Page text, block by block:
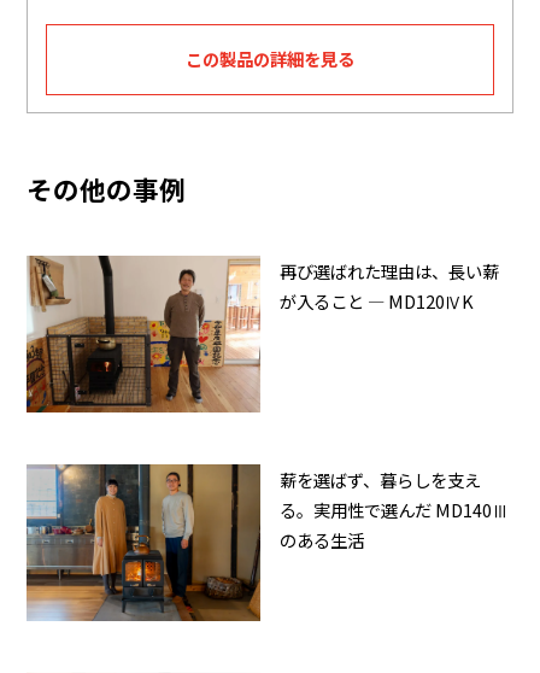
この製品の詳細を見る
その他の事例
再び選ばれた理由は、長い薪
が入ること ― MD120ⅣK
薪を選ばず、暮らしを支え
る。実用性で選んだ MD140Ⅲ
のある生活